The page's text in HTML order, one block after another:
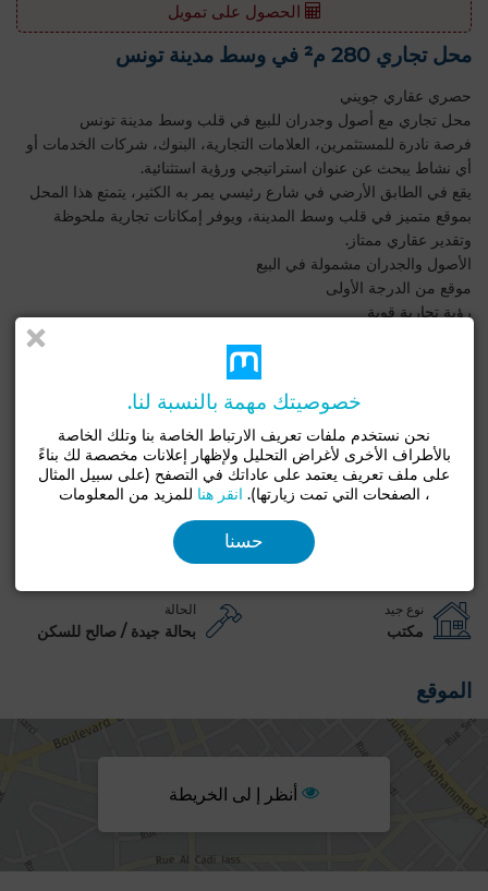
الحصول على تمويل
محل تجاري 280 م² في وسط مدينة تونس
حصري عقاري جويني
محل تجاري مع أصول وجدران للبيع في قلب وسط مدينة تونس
فرصة نادرة للمستثمرين، العلامات التجارية، البنوك، شركات الخدمات أو
أي نشاط يبحث عن عنوان استراتيجي ورؤية استثنائية.
يقع في الطابق الأرضي في شارع رئيسي يمر به الكثير، يتمتع هذا المحل
بموقع متميز في قلب وسط المدينة، ويوفر إمكانات تجارية ملحوظة
وتقدير عقاري ممتاز.
الأصول والجدران مشمولة في البيع
موقع من الدرجة الأولى
رؤية تجارية قوية
تناسب مختلف الأنشطة المهنية والتجارية
استثمر في أحد أكثر القطاعات ديناميكية وطلبًا في العاصمة واستفد من
موقع يضمن رؤية، وإمكانية الوصول، وربحية.
لمزيد من المعلومات أو لترتيب زيارة، اتصل بوكالة العقارات جويني.
نوع جيد
مكتب
الحالة
بحالة جيدة / صالح للسكن
الموقع
أنظر إ لى الخريطة
خصوصيتك مهمة بالنسبة لنا.
نحن نستخدم ملفات تعريف الارتباط الخاصة بنا وتلك الخاصة
بالأطراف الأخرى لأغراض التحليل ولإظهار إعلانات مخصصة لك بناءً
على ملف تعريف يعتمد على عاداتك في التصفح (على سبيل المثال
، الصفحات التي تمت زيارتها). انقر هنا للمزيد من المعلومات
حسنا